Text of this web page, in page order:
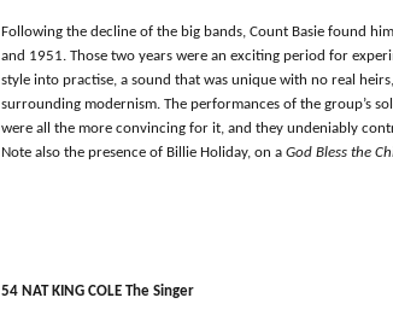
Following the decline of the big bands, Count Basie found
and 1951. Those two years were an exciting period for
style into practise, a sound that was unique with no real
surrounding modernism. The performances of the group’s
were all the more convincing for it, and they undeniably
Note also the presence of Billie Holiday, on a God Bless the
54 NAT KING COLE The Singer